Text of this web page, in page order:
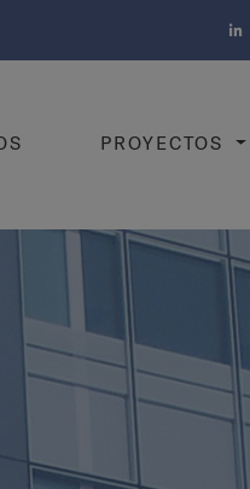
PROYECTOS